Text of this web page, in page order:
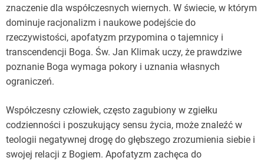
znaczenie dla współczesnych wiernych. W świecie, w którym
dominuje racjonalizm i naukowe podejście do
rzeczywistości, apofatyzm przypomina o tajemnicy i
transcendencji Boga. Św. Jan Klimak uczy, że prawdziwe
poznanie Boga wymaga pokory i uznania własnych
ograniczeń.
Współczesny człowiek, często zagubiony w zgiełku
codzienności i poszukujący sensu życia, może znaleźć w
teologii negatywnej drogę do głębszego zrozumienia siebie i
swojej relacji z Bogiem. Apofatyzm zachęca do